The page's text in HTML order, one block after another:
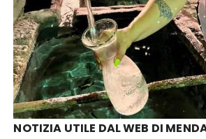
NOTIZIA UTILE DAL WEB DI